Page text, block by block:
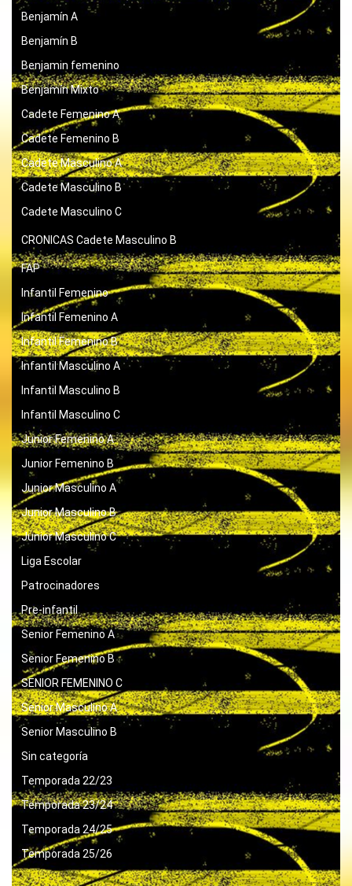
Benjamín A
Benjamín B
Benjamin femenino
Benjamín Mixto
Cadete Femenino A
Cadete Femenino B
Cadete Masculino A
Cadete Masculino B
Cadete Masculino C
CRONICAS Cadete Masculino B
FAP
Infantil Femenino
Infantil Femenino A
Infantil Femenino B
Infantil Masculino A
Infantil Masculino B
Infantil Masculino C
Junior Femenino A
Junior Femenino B
Junior Masculino A
Junior Masculino B
Junior Masculino C
Liga Escolar
Patrocinadores
Pre-infantil
Senior Femenino A
Senior Femenino B
SENIOR FEMENINO C
Senior Masculino A
Senior Masculino B
Sin categoría
Temporada 22/23
Temporada 23/24
Temporada 24/25
Temporada 25/26